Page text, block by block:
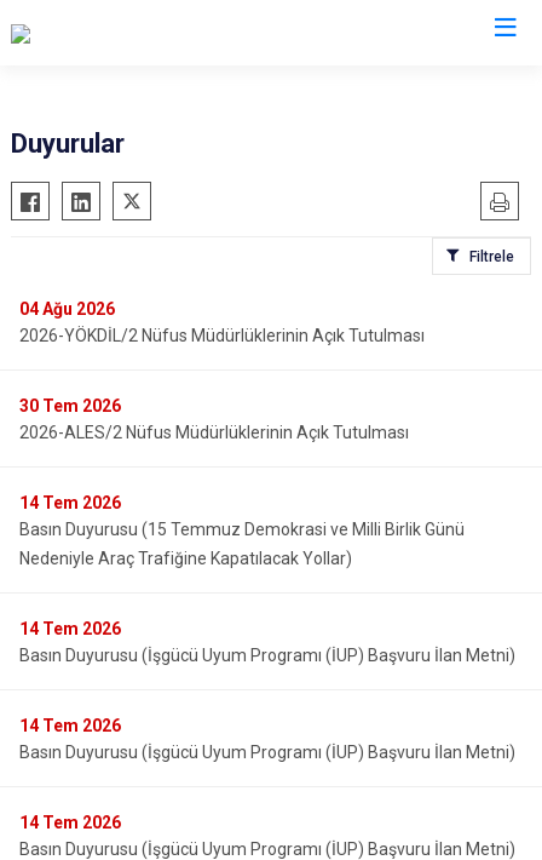
Duyurular
Filtrele
04Ağu 2026
2026-YÖKDİL/2 Nüfus Müdürlüklerinin Açık Tutulması
30 Tem 2026
2026-ALES/2 Nüfus Müdürlüklerinin Açık Tutulması
14 Tem 2026
Basın Duyurusu (15 Temmuz Demokrasi ve Milli Birlik Günü
Nedeniyle Araç Trafiğine Kapatılacak Yollar)
14 Tem 2026
Basın Duyurusu (İşgücü Uyum Programı (İUP) Başvuru İlan Metni)
14 Tem 2026
Basın Duyurusu (İşgücü Uyum Programı (İUP) Başvuru İlan Metni)
14 Tem 2026
Basın Duyurusu (İşgücü Uyum Programı (İUP) Başvuru İlan Metni)